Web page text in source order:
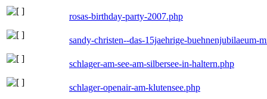
rosas-birthday-party-2007.php
sandy-christen--das-15jaehrige-buehnenjubilaeum-
schlager-am-see-am-silbersee-in-haltern.php
schlager-openair-am-klutensee.php